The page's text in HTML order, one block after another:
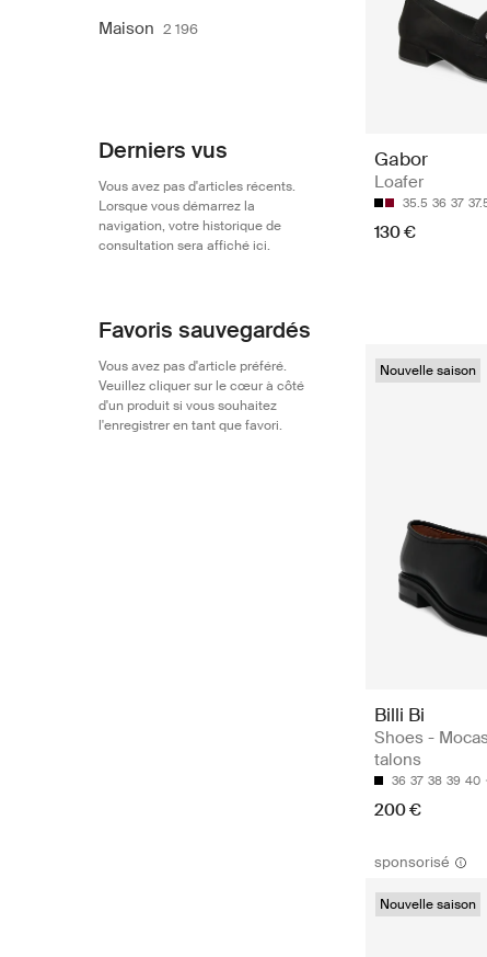
Maison 2 196
Derniers vus
Vous avez pas d'articles récents.
Lorsque vous démarrez la
navigation, votre historique de
consultation sera affiché ici.
Favoris sauvegardés
Vous avez pas d'article préféré.
Veuillez cliquer sur le cœur à côté
d'un produit si vous souhaitez
l'enregistrer en tant que favori.
Gabor
Loafer
35.5 36 37
130 €
Nouvelle saison
Billi Bi
Shoes -
talons
36 37 38 39 40
200 €
sponsorisé
Nouvelle saison